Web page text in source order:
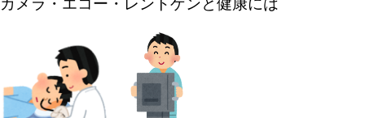
カメラ・エコー・レントゲンと健康には